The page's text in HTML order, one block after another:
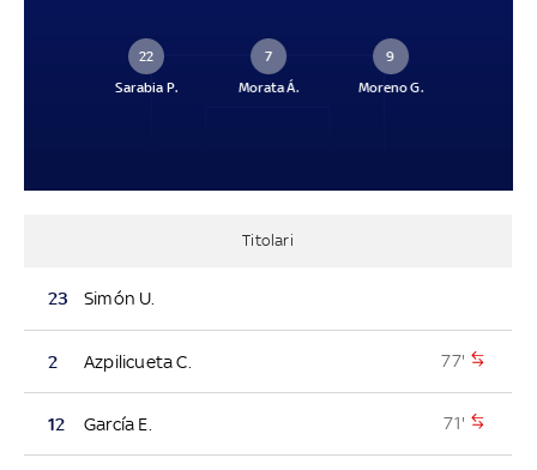
22
Sarabia P.
7
Morata Á.
9
Moreno G.
Titolari
23 Simón U.
2 Azpilicueta C. 77'
12 García E. 71'